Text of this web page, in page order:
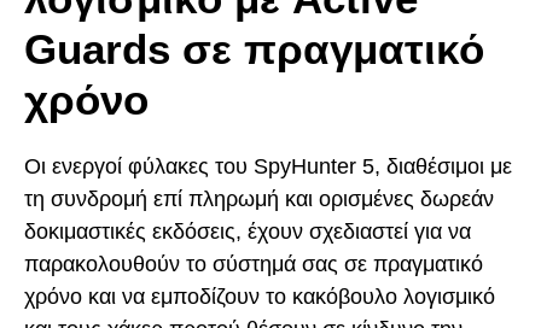
Guards σε πραγματικό
χρόνο
Οι ενεργοί φύλακες του SpyHunter 5, διαθέσιμοι με
τη συνδρομή επί πληρωμή και ορισμένες δωρεάν
δοκιμαστικές εκδόσεις, έχουν σχεδιαστεί για να
παρακολουθούν το σύστημά σας σε πραγματικό
χρόνο και να εμποδίζουν το κακόβουλο λογισμικό